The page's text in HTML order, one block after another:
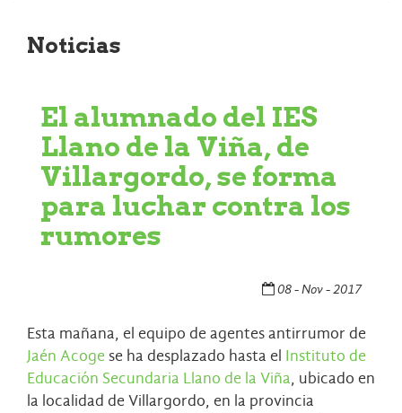
Noticias
El alumnado del IES
Llano de la Viña, de
Villargordo, se forma
para luchar contra los
rumores
08 - Nov - 2017
Esta mañana, el equipo de agentes antirrumor de
Jaén Acoge se ha desplazado hasta el Instituto de
Educación Secundaria Llano de la Viña, ubicado en
la localidad de Villargordo, en la provincia